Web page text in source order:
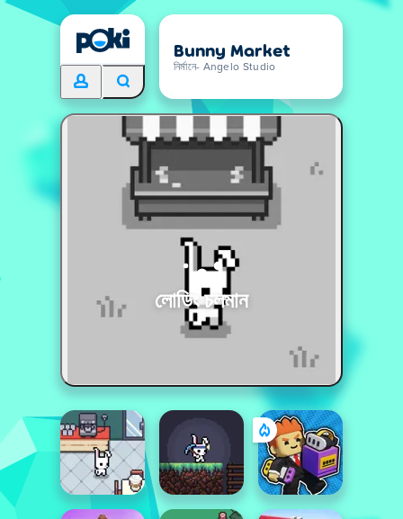
Bunny Market
নির্মানে- Angelo Studio
লোডিং চলমান